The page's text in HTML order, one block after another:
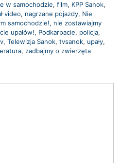
w samochodzie, film, KPP Sanok,
video, nagrzane pojazdy, Nie
samochodzie!, nie zostawiajmy
upałów!, Podkarpacie, policja,
, Telewizja Sanok, tvsanok, upały,
, zadbajmy o zwierzęta